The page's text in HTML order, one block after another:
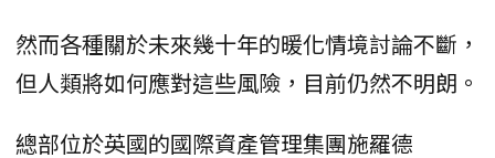
然而各種關於未來幾十年的暖化情境討論不斷，
但人類將如何應對這些風險，目前仍然不明朗。
總部位於英國的國際資產管理集團施羅德